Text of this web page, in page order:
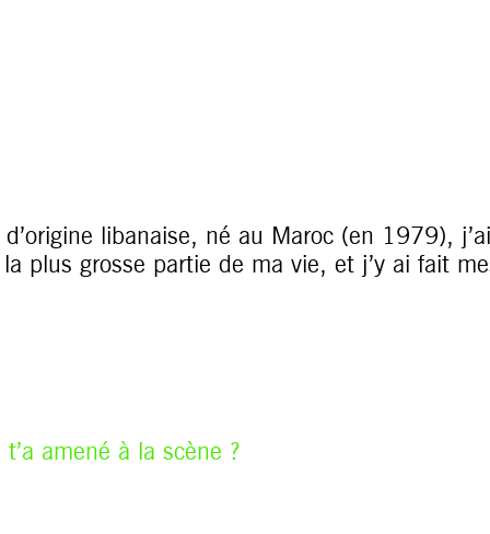
libanaise, né au Maroc (en 1979),
la plus grosse partie de ma vie, et j’y ai fait
t’a amené à la scène ?